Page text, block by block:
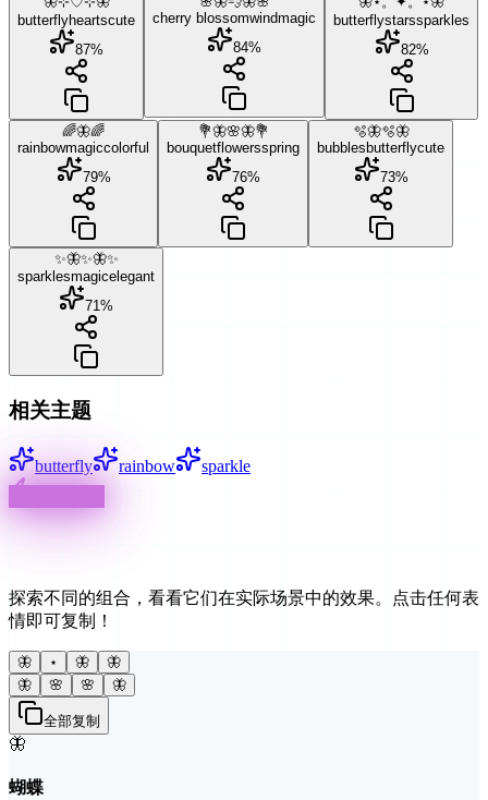
butterflyheartscute
87%
cherry blossomwindmagic
84%
butterflystarssparkles
82%
🌈🦋🌈
rainbowmagiccolorful
79%
💐🦋🌸🦋💐
bouquetflowersspring
76%
🫧🦋🫧🦋
bubbles butterflycute
73%
✨🦋✨🦋✨
sparklesmagicelegant
71%
相关主题
butterfly rainbow sparkle
探索不同的组合，看看它们在实际场景中的效果。点击任何表
情即可复制！
🦋 ⋆ 🦋
🦋
🦋
🌸 🌸 🦋
全部复制
🦋
蝴蝶